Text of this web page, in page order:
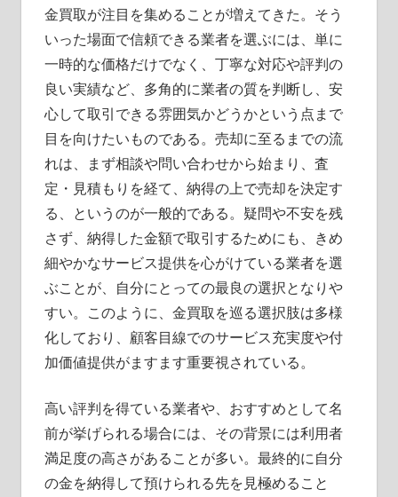
金買取が注目を集めることが増えてきた。そう
いった場面で信頼できる業者を選ぶには、単に
一時的な価格だけでなく、丁寧な対応や評判の
良い実績など、多角的に業者の質を判断し、安
心して取引できる雰囲気かどうかという点まで
目を向けたいものである。売却に至るまでの流
れは、まず相談や問い合わせから始まり、査
定・見積もりを経て、納得の上で売却を決定す
る、というのが一般的である。疑問や不安を残
さず、納得した金額で取引するためにも、きめ
細やかなサービス提供を心がけている業者を選
ぶことが、自分にとっての最良の選択となりや
すい。このように、金買取を巡る選択肢は多様
化しており、顧客目線でのサービス充実度や付
加価値提供がますます重要視されている。
高い評判を得ている業者や、おすすめとして名
前が挙げられる場合には、その背景には利用者
満足度の高さがあることが多い。最終的に自分
の金を納得して預けられる先を見極めること